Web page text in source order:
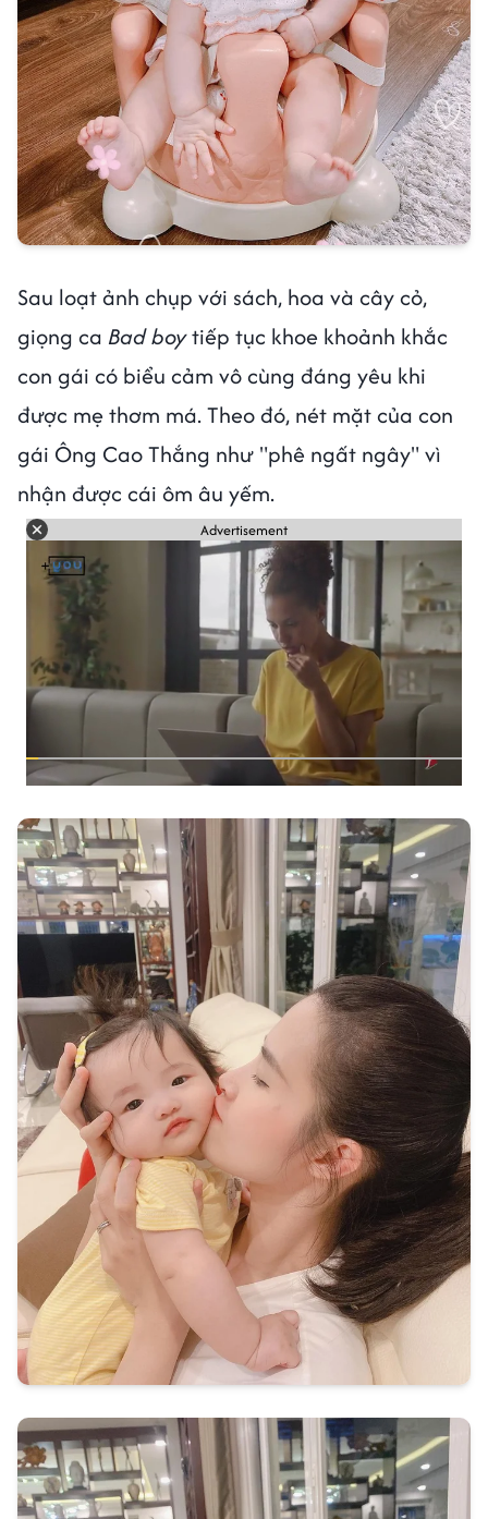
Sau loạt ảnh chụp với sách, hoa và cây cỏ,
giọng ca Bad boytiếp tục khoe khoảnh khắc
con gái có biểu cảm vô cùng đáng yêu khi
được mẹ thơm má. Theo đó, nét mặt của con
gái Ông Cao Thắng như "phê ngất ngây" vì
nhận được cái ôm âu yếm.
Advertisement